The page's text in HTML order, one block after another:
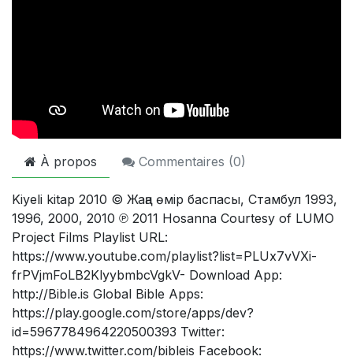
À propos Commentaires (0)
Kiyeli kitap 2010 © Жаңа өмір баспасы, Стамбул 1993,
1996, 2000, 2010 ℗ 2011 Hosanna Courtesy of LUMO
Project Films Playlist URL:
https://www.youtube.com/playlist?list=PLUx7vVXi-
frPVjmFoLB2KlyybmbcVgkV- Download App:
http://Bible.is Global Bible Apps:
https://play.google.com/store/apps/dev?
id=5967784964220500393 Twitter:
https://www.twitter.com/bibleis Facebook: